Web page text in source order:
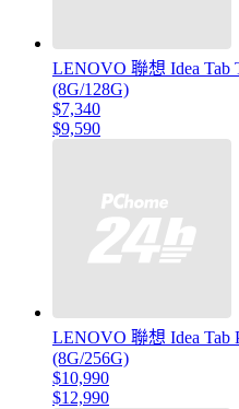
LENOVO 聯想 Idea Tab
(8G/128G)
$7,340
$9,590
LENOVO 聯想 Idea Tab
(8G/256G)
$10,990
$12,990